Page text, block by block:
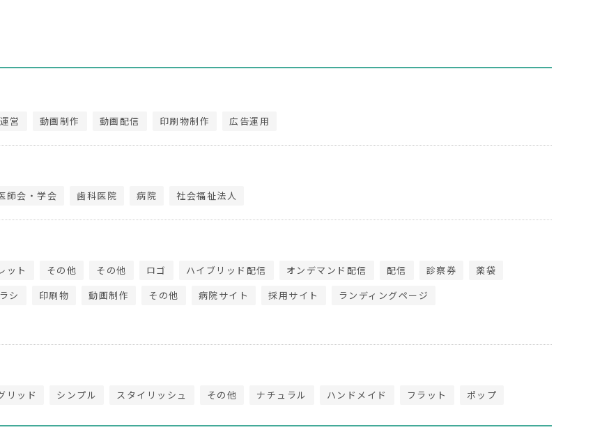
営 動画制作 動画配信 印刷物制作 広告運用
師会・学会 歯科医院 病院 社会福祉法人
ット その他 その他 ロゴ ハイブリッド配信 オンデマンド配信 配信 診察券
薬袋
シ 印刷物 動画制作 その他 病院サイト 採用サイト
ランディングページ
リッド シンプル スタイリッシュ その他 ナチュラル ハンドメイド フラット ポップ